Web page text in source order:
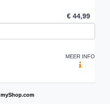
€ 44,99
MEER INFO
myShop.com